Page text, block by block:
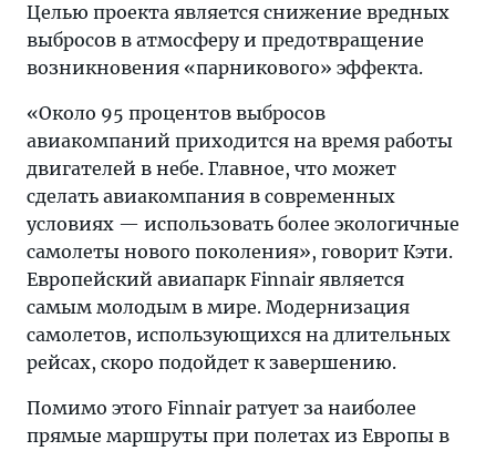
Целью проекта является снижение вредных
выбросов в атмосферу и предотвращение
возникновения «парникового» эффекта.
«Около 95 процентов выбросов
авиакомпаний приходится на время работы
двигателей в небе. Главное, что может
сделать авиакомпания в современных
условиях — использовать более экологичные
самолеты нового поколения», говорит Кэти.
Европейский авиапарк Finnair является
самым молодым в мире. Модернизация
самолетов, использующихся на длительных
рейсах, скоро подойдет к завершению.
Помимо этого Finnair ратует за наиболее
прямые маршруты при полетах из Европы в